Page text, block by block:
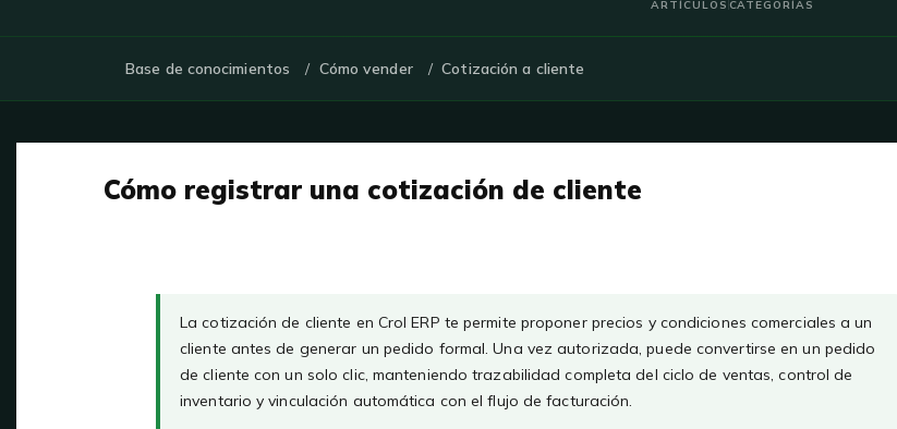
ARTÍCULOS CATEGORÍAS
Base de conocimientos Cómo vender Cotización a cliente
Cómo registrar una cotización de cliente
La cotización de cliente en Crol ERP te permite proponer precios y condiciones comerciales a un
cliente antes de generar un pedido formal. Una vez autorizada, puede convertirse en un pedido
de cliente con un solo clic, manteniendo trazabilidad completa del ciclo de ventas, control de
inventario y vinculación automática con el flujo de facturación.